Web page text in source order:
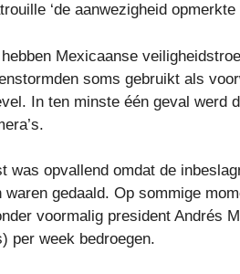
‘de aanwezigheid
Mexicaanse
soms gebruikt als
In ten minste één geval werd
was opvallend omdat de
waren gedaald. Op sommige
voormalig president Andrés
per week bedroegen.